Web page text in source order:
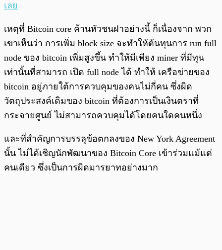
เลย
เหตุที่ Bitcoin core ค้านหัวชนฝาอย่างนี้ ก็เนื่องจาก พวก
เขาเห็นว่า การเพิ่ม block size จะทำให้ต้นทุนการ run full
node ของ bitcoin เพิ่มสูงขึ้น ทำให้มีเพียง miner ที่มีทุน
เท่านั้นที่สามารถ เปิด full node ได้ ทำให้ เครือข่ายของ
bitcoin อยู่ภายใต้การควบคุมของคนไม่กี่คน ซึ่งผิด
วัตถุประสงค์เดิมของ bitcoin ที่ต้องการเป็นเงินตราที่
กระจายศูนย์ ไม่สามารถควบคุมได้โดยคนใดคนหนึ่ง
และที่สำคัญการบรรลุข้อตกลงของ New York Agreement
นั้น ไม่ได้เชิญนักพัฒนาของ Bitcoin Core เข้าร่วมแม้แต่
คนเดียว ซึ่งเป็นการผิดมารยาทอย่างมาก